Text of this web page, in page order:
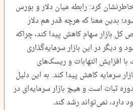
کرد: رابطه میان دلار و بورس
معنا که هرچه قدر هم دلار
کل بازار سهام کاهش پیدا کند، چراکه
و دیگر در این بازار سرمایه‌گذاری
با افزایش التهابات و ریسک‌های
سرمایه کاهش پیدا کند. به این دلیل
دوره ثبات است و هیچ بازار سرمایه‌ای در
دارد، نمی‌تواند رشد کند.